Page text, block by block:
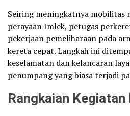
Seiring meningkatnya mobilitas
perayaan Imlek, petugas
pekerjaan pemeliharaan pada
kereta cepat. Langkah ini
keselamatan dan kelancaran
penumpang yang biasa terjadi
Rangkaian